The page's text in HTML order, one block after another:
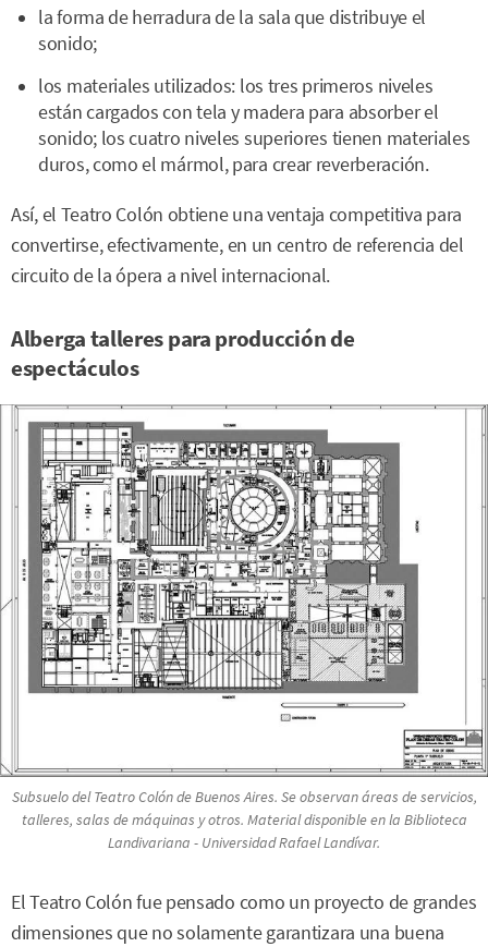
la forma de herradura de la sala que distribuye el
sonido;
los materiales utilizados: los tres primeros niveles
están cargados con tela y madera para absorber el
sonido; los cuatro niveles superiores tienen materiales
duros, como el mármol, para crear reverberación.
Así, el Teatro Colón obtiene una ventaja competitiva para
convertirse, efectivamente, en un centro de referencia del
circuito de la ópera a nivel internacional.
Alberga talleres para producción de
espectáculos
Subsuelo del Teatro Colón de Buenos Aires. Se observan áreas de servicios,
talleres, salas de máquinas y otros. Material disponible en la Biblioteca
Landivariana - Universidad Rafael Landívar.
El Teatro Colón fue pensado como un proyecto de grandes
dimensiones que no solamente garantizara una buena